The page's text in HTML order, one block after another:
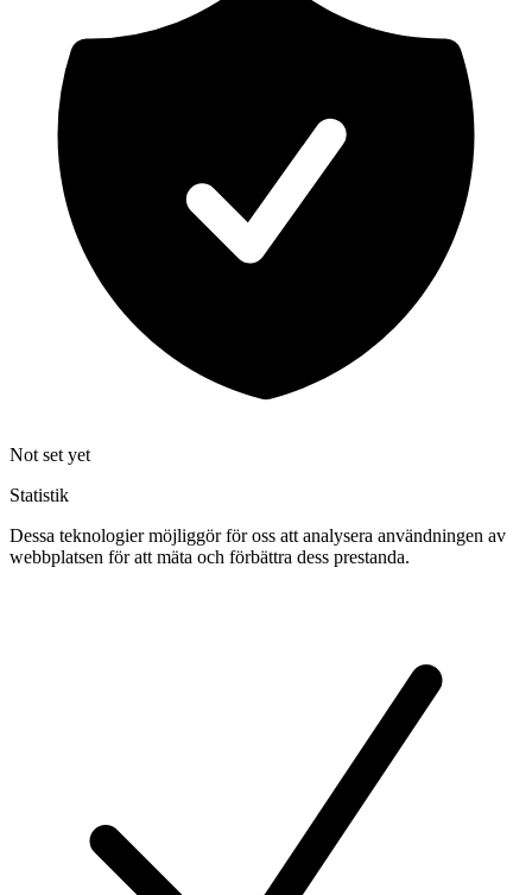
Not set yet
Statistik
Dessa teknologier möjliggör för oss att analysera användningen av
webbplatsen för att mäta och förbättra dess prestanda.